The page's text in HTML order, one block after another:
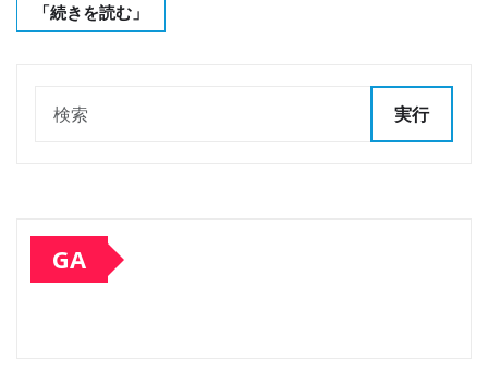
「続きを読む」
実行
GA